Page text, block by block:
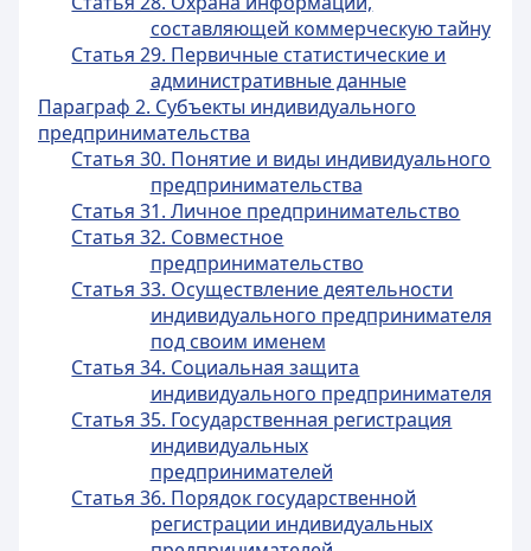
составляющей коммерческую тайну
Статья 29. Первичные статистические и
административные данные
Параграф 2. Субъекты индивидуального
предпринимательства
Статья 30. Понятие и виды индивидуального
предпринимательства
Статья 31. Личное предпринимательство
Статья 32. Совместное
предпринимательство
Статья 33. Осуществление деятельности
индивидуального предпринимателя
под своим именем
Статья 34. Социальная защита
индивидуального предпринимателя
Статья 35. Государственная регистрация
индивидуальных
предпринимателей
Статья 36. Порядок государственной
регистрации индивидуальных